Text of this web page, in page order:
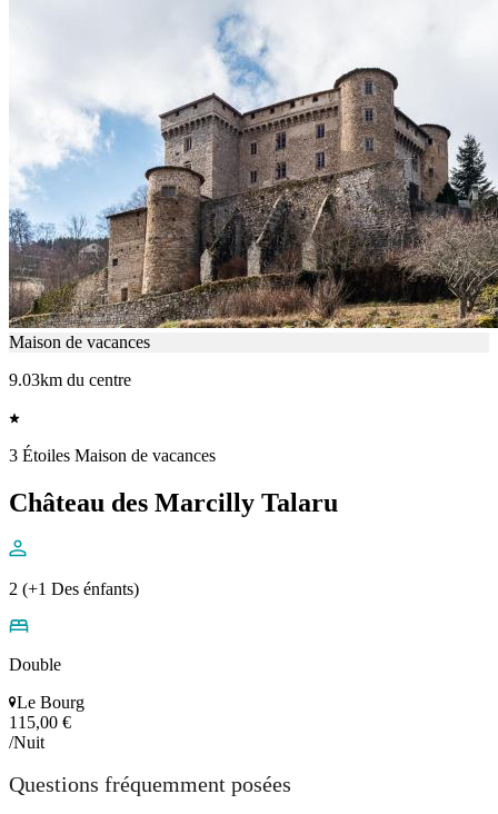
Maison de vacances
9.03km du centre
3 Étoiles Maison de vacances
Château des Marcilly Talaru
2 (+1 Des énfants)
Double
Le Bourg
115,00 €
/Nuit
Questions fréquemment posées